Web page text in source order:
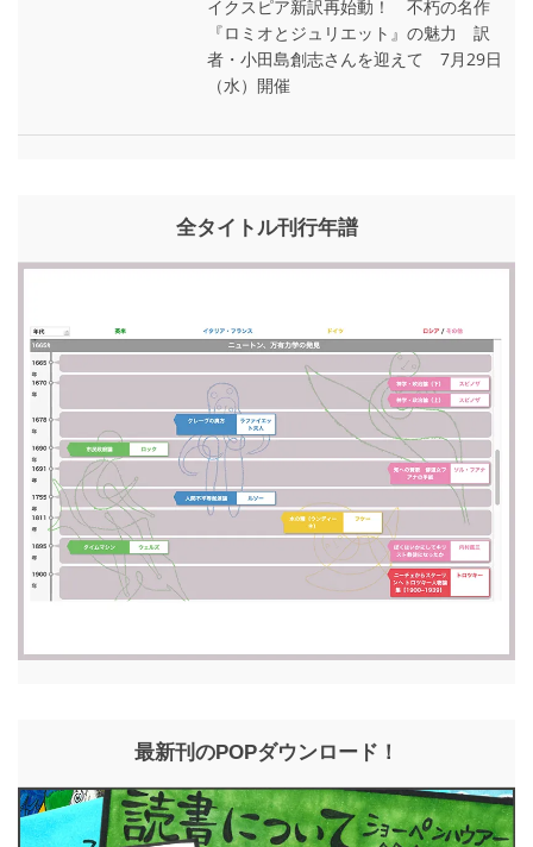
イクスピア新訳再始動！ 不朽の名作
『ロミオとジュリエット』の魅力 訳
者・小田島創志さんを迎えて 7月29日
（水）開催
全タイトル刊行年譜
最新刊のPOPダウンロード！